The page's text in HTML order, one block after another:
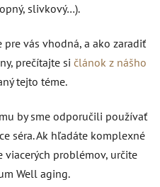
slivkový…).
vás vhodná, a ako zaradiť
prečítajte si článok z nášho
tejto téme.
by sme odporučili používať
séra. Ak hľadáte komplexné
viacerých problémov, určite
Well aging.